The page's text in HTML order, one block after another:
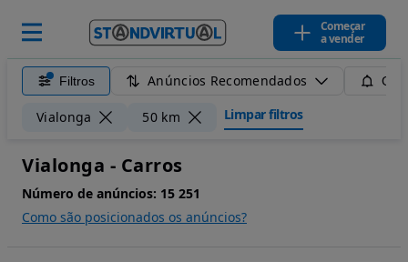
Começar
a vender
Filtros Anúncios Recomendados
Vialonga 50 km Limpar filtros
Vialonga - Carros
Número de anúncios: 15 251
Como são posicionados os anúncios?